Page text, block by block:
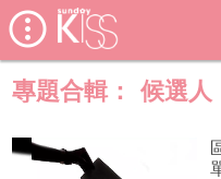
專題合輯： 候選人